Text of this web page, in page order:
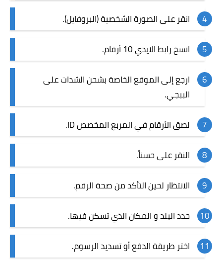
انقر على الصورة الشخصية (البروفايل).
انسخ رابط الايدي 10 أرقام.
ارجع إلى الموقع الخاصة بشحن الشدات على
الببجي.
لصق الأرقام في المربع المخصص ID.
النقر على حسناً.
الانتظار لحين التأكد من صحة الرقم.
حدد البلد و المكان الذي تسكن فيها.
اختر طريقة الدفع أو تسديد الرسوم.